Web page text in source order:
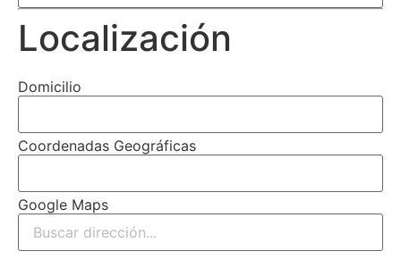
Localización
Domicilio
Coordenadas Geográficas
Google Maps